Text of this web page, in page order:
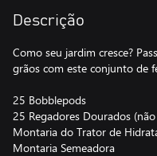
Descrição
Como seu jardim cresce?
grãos com este conjunto de
25 Bobblepods
25 Regadores Dourados
Montaria do Trator de
Montaria Semeadora